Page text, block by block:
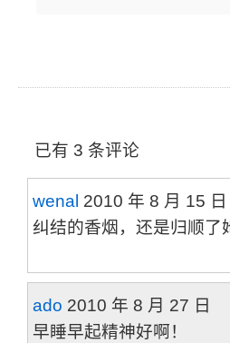
已有 3 条评论
wenal 2010 年 8 月 15 日
纠结的香烟，还是归顺了
ado 2010 年 8 月 27 日
早睡早起精神好啊！